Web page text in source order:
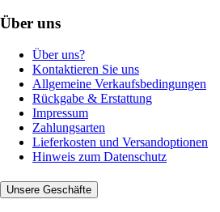
Über uns
Über uns?
Kontaktieren Sie uns
Allgemeine Verkaufsbedingungen
Rückgabe & Erstattung
Impressum
Zahlungsarten
Lieferkosten und Versandoptionen
Hinweis zum Datenschutz
Unsere Geschäfte